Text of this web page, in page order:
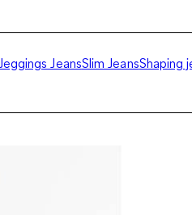
Jeggings JeansSlim JeansShaping